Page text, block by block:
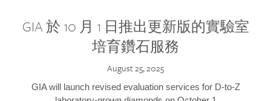
GIA 於 10 月 1 日推出更新版的實驗室
培育鑽石服務
August 25, 2025
GIA will launch revised evaluation services for D-to-Z